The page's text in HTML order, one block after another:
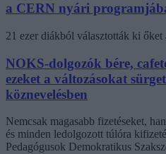
a CERN nyári
21 ezer diákból választották ki őket
NOKS-dolgozók bére,
ezeket a változásokat
köznevelésben
Nemcsak magasabb fizetéseket,
és minden ledolgozott túlóra
Pedagógusok Demokratikus